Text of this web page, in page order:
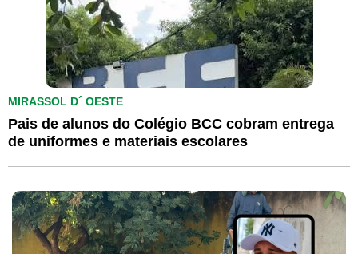
MIRASSOL D´ OESTE
Pais de alunos do Colégio BCC cobram entrega
de uniformes e materiais escolares